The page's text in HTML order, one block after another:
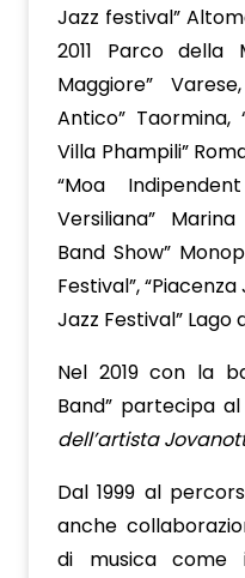
Jazz festival”
2011 Parco della
Maggiore”
Antico”
Villa Phampili”
“Moa
Versiliana”
Band Show”
Festival”,
Jazz Festival” Lago
Nel 2019 con la
Band” partecipa
dell’artista
Dal 1999 al
anche
di musica come